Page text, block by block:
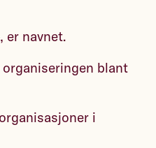
er navnet.
blant
i